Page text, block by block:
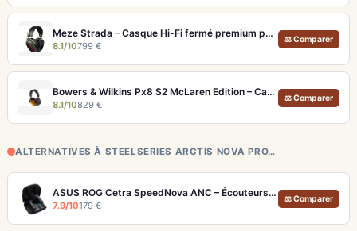
Meze Strada – Casque Hi-Fi fermé premium pour écoute immersive
8.1/10799 €
⚖ Comparer
Bowers & Wilkins Px8 S2 McLaren Edition – Casque ANC hi-fi luxe et son de référence
8.1/10829 €
⚖ Comparer
ALTERNATIVES À STEELSERIES ARCTIS NOVA PRO…
ASUS ROG Cetra SpeedNova ANC – Écouteurs Gaming Latence <40 ms 24 bits
7.9/10179 €
⚖ Comparer